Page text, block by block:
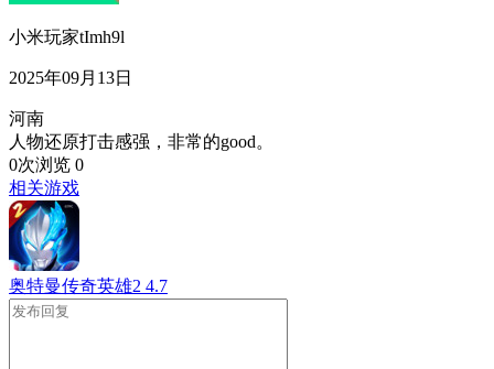
小米玩家tImh9l
2025年09月13日
河南
人物还原打击感强，非常的good。
0次浏览 0
相关游戏
奥特曼传奇英雄2 4.7